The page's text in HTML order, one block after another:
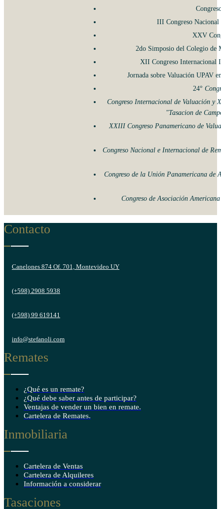
III Congreso
XXV
2do Simposio del Colegio de
XII Congreso Internacional
Jornada sobre Valuación UPAV
24°
Congreso Internacional de Valuación y
"Tasacion de
XXIII Congreso Panamericano de
Congreso Nacional e Internacional de
Congreso de la Unión Panamericana de
Congreso de Asociación
Contacto
Canelones 874 Of. 701, Montevideo UY
(+598) 2908 5938
(+598) 99 619141
info@stefanoli.com
Remates
¿Qué es un remate?
¿Qué debe saber antes de participar?
Ventajas de vender un bien en remate.
Cartelera de Remates.
Inmobiliaria
Cartelera de Ventas
Cartelera de Alquileres
Información a considerar
Tasaciones